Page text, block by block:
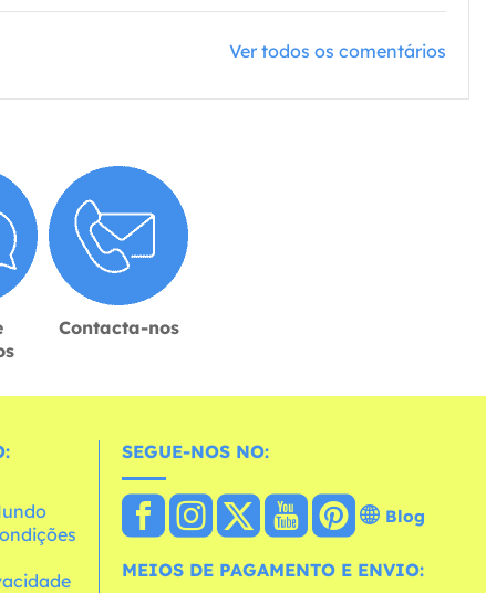
Ver todos os comentários
Contacta-nos
SEGUE-NOS NO:
Blog
MEIOS DE PAGAMENTO E ENVIO: